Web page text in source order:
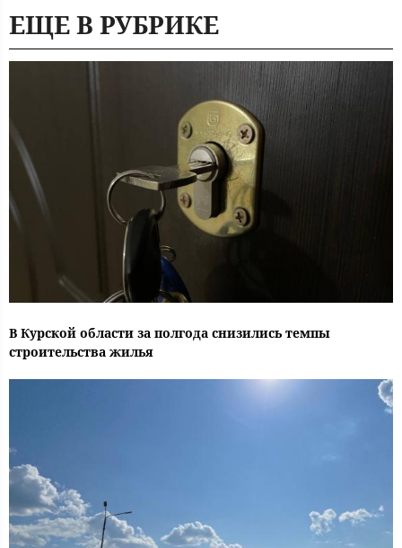
ЕЩЕ В РУБРИКЕ
В Курской области за полгода снизились темпы
строительства жилья